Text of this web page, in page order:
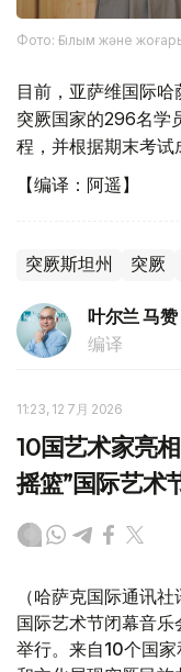
Фото: Ғылым және жоғары
目前，亚萨维国际
突厥国家的296名学
程，并根据期末考试
【编译：阿遥】
突厥斯坦州 突厥
叶尔兰 马赞
编译
11:23, 12 7月 2026
10国艺术家亮
摇篮”国际艺术
（哈萨克国际通讯
国际艺术节闭幕音
举行。来自10个国